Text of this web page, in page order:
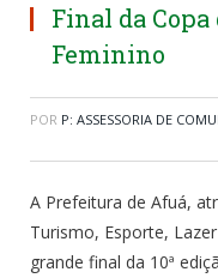
Final da
Feminino
POR P: ASSESSORIA DE
A Prefeitura de Afuá,
Turismo, Esporte,
grande final da 10ª